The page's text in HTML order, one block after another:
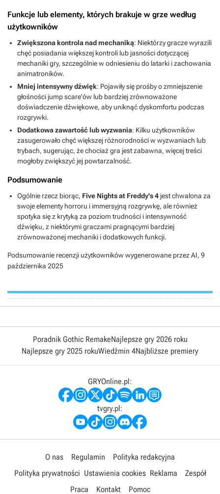
Funkcje lub elementy, których brakuje w grze według
użytkowników
Zwiększona kontrola nad mechaniką: Niektórzy gracze wyrazili
chęć posiadania większej kontroli lub jasności dotyczącej
mechaniki gry, szczególnie w odniesieniu do latarki i zachowania
animatroników.
Mniej intensywny dźwięk: Pojawiły się prośby o zmniejszenie
głośności jump scare'ów lub bardziej zrównoważone
doświadczenie dźwiękowe, aby uniknąć dyskomfortu podczas
rozgrywki.
Dodatkowa zawartość lub wyzwania: Kilku użytkowników
zasugerowało chęć większej różnorodności w wyzwaniach lub
trybach, sugerując, że chociaż gra jest zabawna, więcej treści
mogłoby zwiększyć jej powtarzalność.
Podsumowanie
Ogólnie rzecz biorąc, Five Nights at Freddy's 4 jest chwalona za
swoje elementy horroru i immersyjną rozgrywkę, ale również
spotyka się z krytyką za poziom trudności i intensywność
dźwięku, z niektórymi graczami pragnącymi bardziej
zrównoważonej mechaniki i dodatkowych funkcji.
Podsumowanie recenzji użytkowników wygenerowane przez AI, 9
października 2025
Poradnik Gothic RemakeNajlepsze gry 2026 roku
Najlepsze gry 2025 rokuWiedźmin 4Najbliższe premiery
GRYOnline.pl:
tvgry.pl:
O nas Regulamin
Polityka redakcyjna
Polityka prywatności Ustawienia cookies Reklama
Zespół
Praca
Kontakt Pomoc